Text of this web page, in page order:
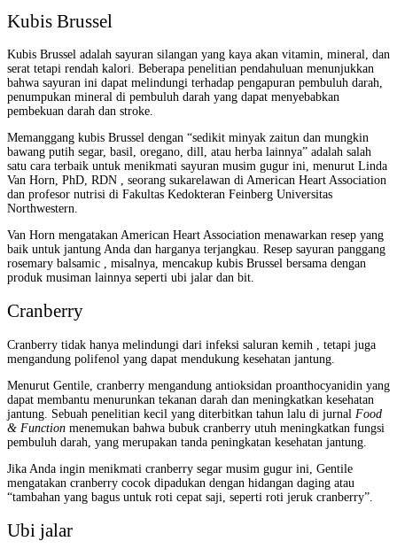
Kubis Brussel
Kubis Brussel adalah sayuran silangan yang kaya akan vitamin, mineral, dan
serat tetapi rendah kalori. Beberapa penelitian pendahuluan menunjukkan
bahwa sayuran ini dapat melindungi terhadap pengapuran pembuluh darah,
penumpukan mineral di pembuluh darah yang dapat menyebabkan
pembekuan darah dan stroke.
Memanggang kubis Brussel dengan “sedikit minyak zaitun dan mungkin
bawang putih segar, basil, oregano, dill, atau herba lainnya” adalah salah
satu cara terbaik untuk menikmati sayuran musim gugur ini, menurut Linda
Van Horn, PhD, RDN , seorang sukarelawan di American Heart Association
dan profesor nutrisi di Fakultas Kedokteran Feinberg Universitas
Northwestern.
Van Horn mengatakan American Heart Association menawarkan resep yang
baik untuk jantung Anda dan harganya terjangkau. Resep sayuran panggang
rosemary balsamic , misalnya, mencakup kubis Brussel bersama dengan
produk musiman lainnya seperti ubi jalar dan bit.
Cranberry
Cranberry tidak hanya melindungi dari infeksi saluran kemih , tetapi juga
mengandung polifenol yang dapat mendukung kesehatan jantung.
Menurut Gentile, cranberry mengandung antioksidan proanthocyanidin yang
dapat membantu menurunkan tekanan darah dan meningkatkan kesehatan
jantung. Sebuah penelitian kecil yang diterbitkan tahun lalu di jurnal Food
& Function menemukan bahwa bubuk cranberry utuh meningkatkan fungsi
pembuluh darah, yang merupakan tanda peningkatan kesehatan jantung.
Jika Anda ingin menikmati cranberry segar musim gugur ini, Gentile
mengatakan cranberry cocok dipadukan dengan hidangan daging atau
“tambahan yang bagus untuk roti cepat saji, seperti roti jeruk cranberry”.
Ubi jalar